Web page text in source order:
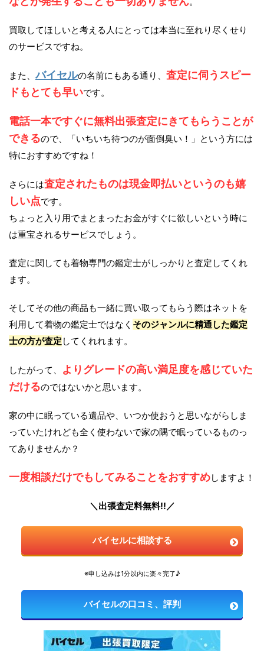
買取してほしいと考える人にとっては本当に至れり尽くせり
のサービスですね。
また、バイセルの名前にもある通り、 査定に伺うスピー
ドもとても早いです。
電話一本ですぐに無料出張査定にきてもらうことが
できるので、「いちいち待つのが面倒臭い！」という方には
特におすすめですね！
さらには査定されたものは現金即払いというのも嬉
しい点です。
ちょっと入り用でまとまったお金がすぐに欲しいという時に
は重宝されるサービスでしょう。
査定に関しても着物専門の鑑定士がしっかりと査定してくれ
ます。
そしてその他の商品も一緒に買い取ってもらう際はネットを
利用して着物の鑑定士ではなく そのジャンルに精通した鑑定
士の方が査定 してくれれます。
したがって、
よりグレードの高い満足度を感じていた
だけるのではないかと思います。
家の中に眠っている遺品や、いつか使おうと思いながらしま
っていたけれども全く使わないで家の隅で眠っているものっ
てありませんか？
一度相談だけでもしてみることをおすすめしますよ！
＼出張査定料無料!!／
バイセルに相談する
※申し込みは1分以内に楽々完了♪
バイセルの口コミ、評判